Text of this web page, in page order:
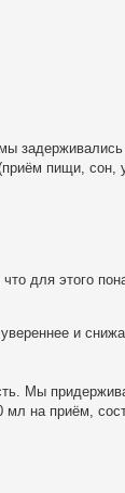
задерживались
пищи, сон,
для этого
и
Мы
мл на приём,